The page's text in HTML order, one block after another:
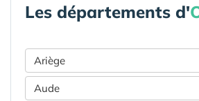
Les départements d'
Ariège
Aude